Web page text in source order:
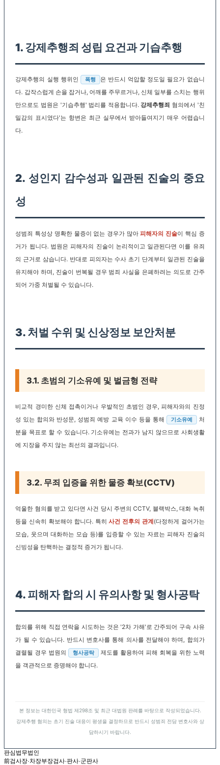
1. 강제추행죄 성립 요건과 기습추행
강제추행의 실행 행위인 폭행
은 반드시 억압할 정도일 필요가 없습니
다. 갑작스럽게 손을 잡거나, 어깨를 주무르거나, 신체 일부를 스치는 행위
만으로도 법원은 '기습추행' 법리를 적용합니다. 강제추행죄 혐의에서 '친
밀감의 표시였다'는 항변은 최근 실무에서 받아들여지기 매우 어렵습니
다.
2. 성인지 감수성과 일관된 진술의 중요
성
성범죄 특성상 명확한 물증이 없는 경우가 많아피해자의 진술이 핵심 증
거가 됩니다. 법원은 피해자의 진술이 논리적이고 일관된다면 이를 유죄
의 근거로 삼습니다. 반대로 피의자는 수사 초기 단계부터 일관된 진술을
유지해야 하며, 진술이 번복될 경우 범죄 사실을 은폐하려는 의도로 간주
되어 가중 처벌될 수 있습니다.
3. 처벌 수위 및 신상정보 보안처분
3.1. 초범의 기소유예 및 벌금형 전략
비교적 경미한 신체 접촉이거나 우발적인 초범인 경우, 피해자와의 진정
성 있는 합의와 반성문, 성범죄 예방 교육 이수 등을 통해
기소유예
처
분을 목표로 할 수 있습니다. 기소유예는 전과가 남지 않으므로 사회생활
에 지장을 주지 않는 최선의 결과입니다.
3.2. 무죄 입증을 위한 물증 확보(CCTV)
억울한 혐의를 받고 있다면 사건 당시 주변의 CCTV, 블랙박스, 대화 녹취
등을 신속히 확보해야 합니다. 특히사건 전후의 관계(다정하게 걸어가는
모습, 웃으며 대화하는 모습 등)를 입증할 수 있는 자료는 피해자 진술의
신빙성을 탄핵하는 결정적 증거가 됩니다.
4. 피해자 합의 시 유의사항 및 형사공탁
합의를 위해 직접 연락을 시도하는 것은 '2차 가해'로 간주되어 구속 사유
가 될 수 있습니다. 반드시 변호사를 통해 의사를 전달해야 하며, 합의가
결렬될 경우 법원의
형사공탁
제도를 활용하여 피해 회복을 위한 노력
을 객관적으로 증명해야 합니다.
본 정보는 대한민국 형법 제298조 및 최근 대법원 판례를 바탕으로 작성되었습니다.
강제추행 혐의는 초기 진술 대응이 평생을 결정하므로 반드시 성범죄 전담 변호사와 상
담하시기 바랍니다.
판심법무법인
前검사장·차장부장검사·판사·군판사